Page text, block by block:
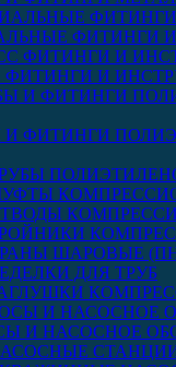
ФИТИНГИ
ФИТИНГИ И
И ФИТИНГИ
ШАРОВЫЕ
ДЛЯ ТРУБ
И НАСОСНОЕ